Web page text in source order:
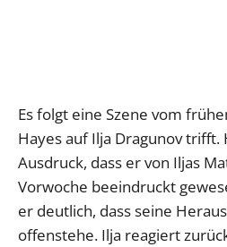
Es folgt eine Szene vom
Hayes auf Ilja Dragunov trifft.
Ausdruck, dass er von Iljas
Vorwoche beeindruckt
er deutlich, dass seine
offenstehe. Ilja reagiert